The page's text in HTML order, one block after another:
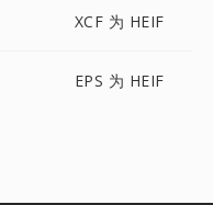
XCF 为 HEIF
EPS 为 HEIF